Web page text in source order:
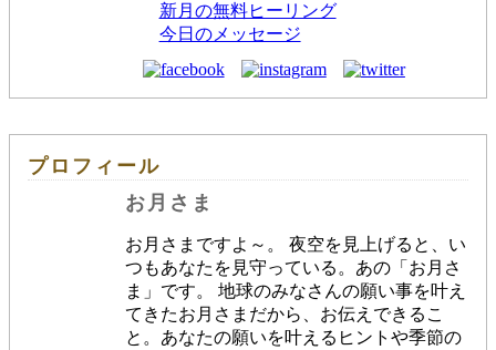
新月の無料ヒーリング
今日のメッセージ
プロフィール
お月さま
お月さまですよ～。 夜空を見上げると、い
つもあなたを見守っている。あの「お月さ
ま」です。 地球のみなさんの願い事を叶え
てきたお月さまだから、お伝えできるこ
と。あなたの願いを叶えるヒントや季節の